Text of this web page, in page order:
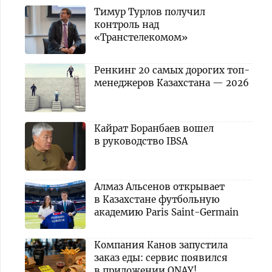
Тимур Турлов получил
контроль над
«Транстелекомом»
Ренкинг 20 самых дорогих топ-
менеджеров Казахстана — 2026
Кайрат Боранбаев вошел
в руководство IBSA
Алмаз Альсенов открывает
в Казахстане футбольную
академию Paris Saint-Germain
Компания Канов запустила
заказ еды: сервис появился